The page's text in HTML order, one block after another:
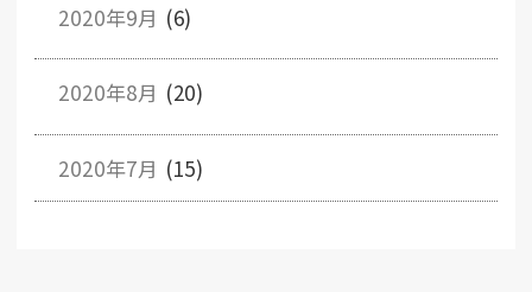
2020年9月 (6)
2020年8月 (20)
2020年7月 (15)